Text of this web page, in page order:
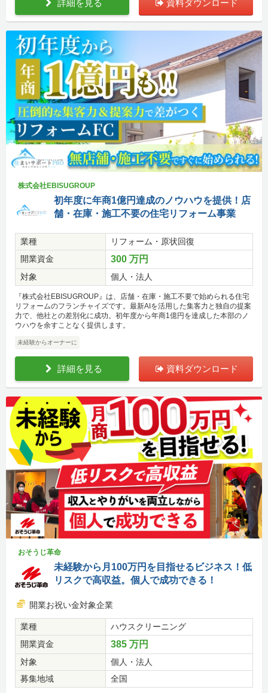
詳細を見る 資料ダウンロード
株式会社EBISUGROUP
初年度に年商1億円達成のノウハウを提供！店
舗・在庫・施工不要の住宅リフォーム事業
業種
リフォーム・原状回復
開業資金
300 万円
対象 個人・法人
『株式会社EBISUGROUP』は、店舗・在庫・施工不要で始められる住宅
リフォームのフランチャイズです。最新AIを活用した集客力と独自の提案
力で、他社との差別化に成功。初年度から年商1億円を達成した本部のノ
ウハウを余すことなく提供します。
未経験からオーナーに
詳細を見る 資料ダウンロード
おそうじ革命
未経験から月100万円を目指せるビジネス！低
リスクで高収益。個人で成功できる！
開業お祝い金対象企業
業種
ハウスクリーニング
開業資金
385 万円
対象
個人・法人
募集地域
全国